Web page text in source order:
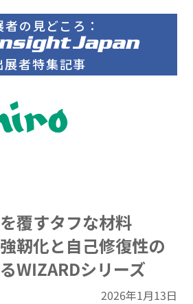
者の見どころ：
展者特集記事
覆すタフな材料
靭化と自己修復性の
WIZARDシリーズ
2026年1月13日